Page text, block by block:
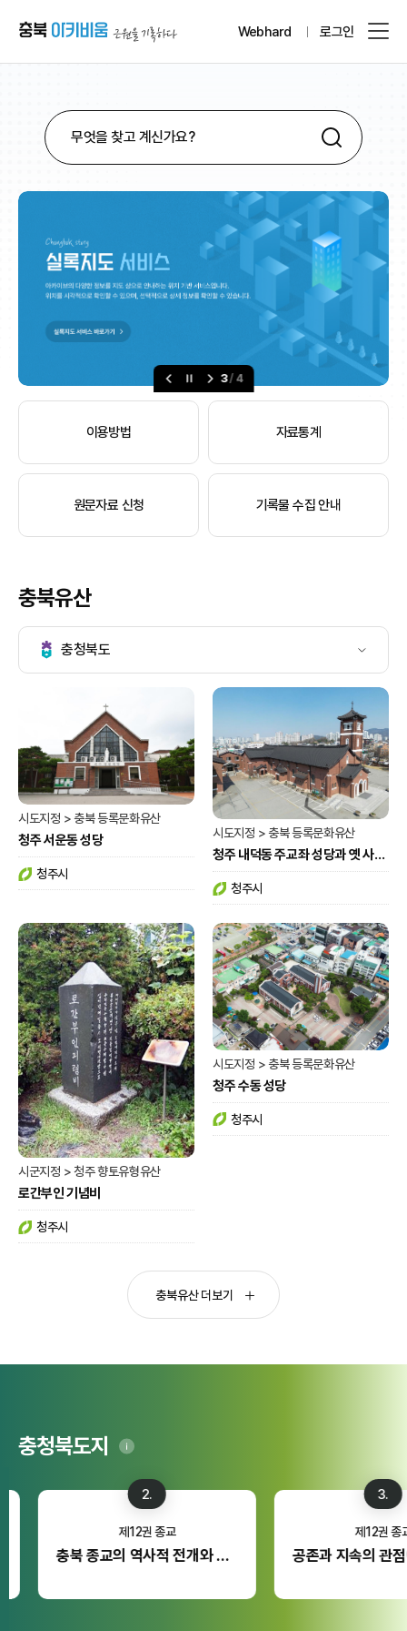
Webhard 로그인
3/ 4
이용방법 자료통계
원문자료 신청 기록물 수집 안내
충북유산
충청북도
시도지정 > 충북 등록문화유산
청주 서운동 성당
청주시
시도지정 > 충북 등록문화유산
청주 내덕동 주교좌 성당과 옛 사제관
청주시
시군지정 > 청주 향토유형유산
로간부인 기념비
청주시
시도지정 > 충북 등록문화유산
청주 수동 성당
청주시
충북유산 더보기
충청북도지
2.
제12권 종교
충북 종교의 역사적 전개와 현황
3.
제12권 종교